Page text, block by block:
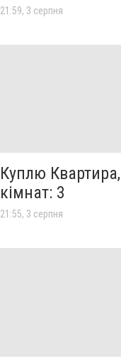
21:59, 3 серпня
Куплю Квартира,
кімнат: 3
21:55, 3 серпня